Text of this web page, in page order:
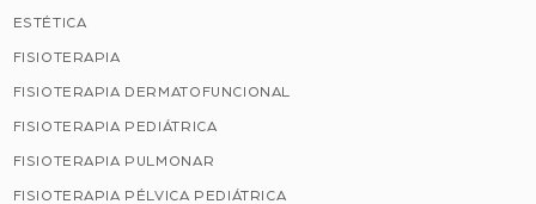
ESTÉTICA
FISIOTERAPIA
FISIOTERAPIA DERMATOFUNCIONAL
FISIOTERAPIA PEDIÁTRICA
FISIOTERAPIA PULMONAR
FISIOTERAPIA PÉLVICA PEDIÁTRICA